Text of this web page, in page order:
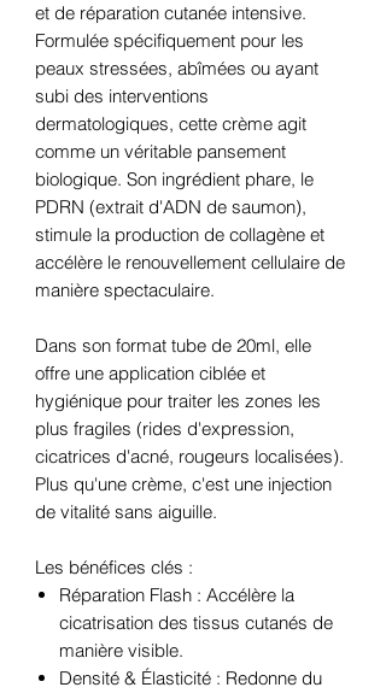
et de réparation cutanée intensive.
Formulée spécifiquement pour les
peaux stressées, abîmées ou ayant
subi des interventions
dermatologiques, cette crème agit
comme un véritable pansement
biologique. Son ingrédient phare, le
PDRN (extrait d'ADN de saumon),
stimule la production de collagène et
accélère le renouvellement cellulaire de
manière spectaculaire.
Dans son format tube de 20ml, elle
offre une application ciblée et
hygiénique pour traiter les zones les
plus fragiles (rides d'expression,
cicatrices d'acné, rougeurs localisées).
Plus qu'une crème, c'est une injection
de vitalité sans aiguille.
Les bénéfices clés :
Réparation Flash : Accélère la
cicatrisation des tissus cutanés de
manière visible.
Densité & Élasticité : Redonne du